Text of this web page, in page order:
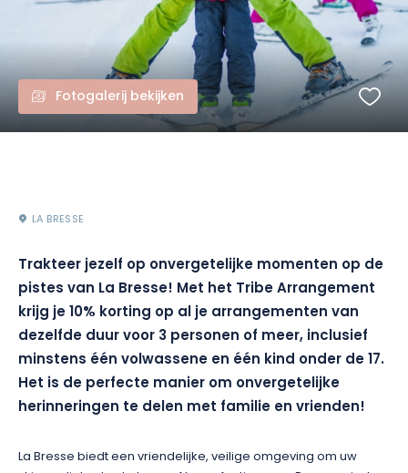
Fotogalerij bekijken
LA BRESSE
Trakteer jezelf op onvergetelijke momenten op de
pistes van La Bresse! Met het Tribe Arrangement
krijg je 10% korting op al je arrangementen van
dezelfde duur voor 3 personen of meer, inclusief
minstens één volwassene en één kind onder de 17.
Het is de perfecte manier om onvergetelijke
herinneringen te delen met familie en vrienden!
La Bresse biedt een vriendelijke, veilige omgeving om uw